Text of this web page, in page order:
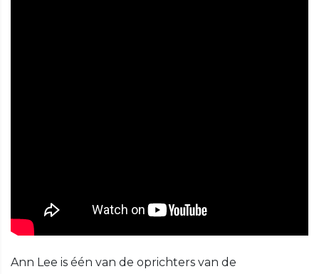
Ann Lee is één van de oprichters van de